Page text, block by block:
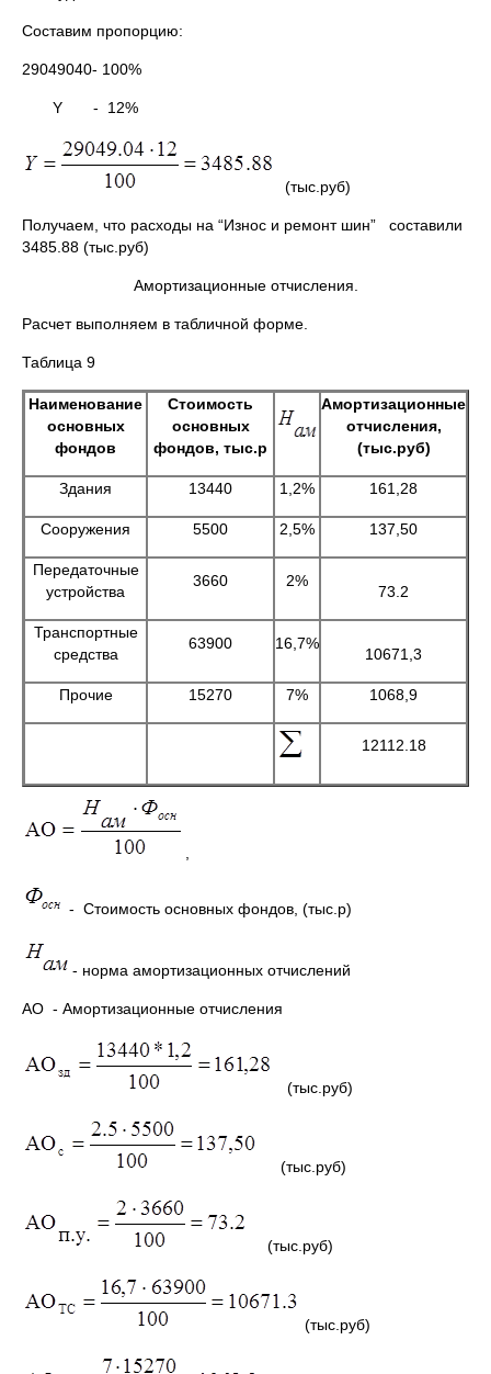
Составим пропорцию:
29049040- 100%
Y - 12%
(тыс.руб)
Получаем, что расходы на “Износ и ремонт шин” составили
3485.88 (тыс.руб)
Амортизационные отчисления.
Расчет выполняем в табличной форме.
Таблица 9
Наименование
основных
фондов
Стоимость
основных
фондов, тыс.р
Амортизационные
отчисления,
(тыс.руб)
Здания 13440 1,2% 161,28
Сооружения 5500 2,5% 137,50
Передаточные
устройства
3660 2%
73.2
Транспортные
средства
63900 16,7%
10671,3
Прочие 15270 7% 1068,9
12112.18
- Стоимость основных фондов, (тыс.р)
- норма амортизационных отчислений
АО - Амортизационные отчисления
(тыс.руб)
(тыс.руб)
(тыс.руб)
(тыс.руб)